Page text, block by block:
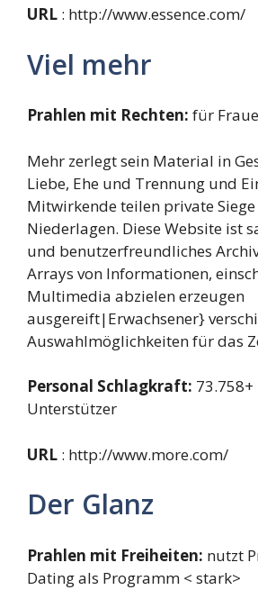
URL : http://www.essence.com/
Viel mehr
Prahlen mit Rechten: für
Mehr zerlegt sein Material in
Liebe, Ehe und Trennung und
Mitwirkende teilen private
Niederlagen. Diese Website ist
und benutzerfreundliches
Arrays von Informationen,
Multimedia abzielen erzeugen
ausgereift|Erwachsener}
Auswahlmöglichkeiten für das
Personal Schlagkraft: 73.758+
Unterstützer
URL : http://www.more.com/
Der Glanz
Prahlen mit Freiheiten: nutzt
Dating als Programm < stark>